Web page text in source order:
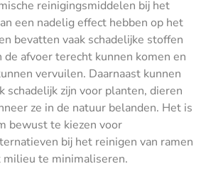
reinigingsmiddelen bij het
een nadelig effect hebben op het
bevatten vaak schadelijke stoffen
afvoer terecht kunnen komen en
vervuilen. Daarnaast kunnen
schadelijk zijn voor planten, dieren
ze in de natuur belanden. Het is
bewust te kiezen voor
bij het reinigen van ramen
milieu te minimaliseren.